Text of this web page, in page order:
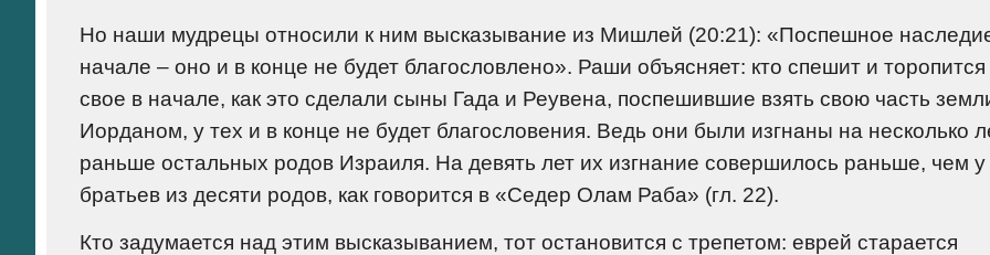
Но наши мудрецы относили к ним высказывание из Мишлей (20:21): «Поспешное
начале – оно и в конце не будет благословлено». Раши объясняет: кто спешит и торопится
свое в начале, как это сделали сыны Гада и Реувена, поспешившие взять свою часть
Иорданом, у тех и в конце не будет благословения. Ведь они были изгнаны на несколько
раньше остальных родов Израиля. На девять лет их изгнание совершилось раньше, чем у
братьев из десяти родов, как говорится в «Седер Олам Раба» (гл. 22).
Кто задумается над этим высказыванием, тот остановится с трепетом: еврей старается